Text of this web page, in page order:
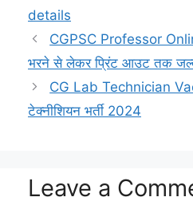
details
CGPSC Professor
भरने से लेकर प्रिंट आउट तक
CG Lab Technician
टेक्नीशियन भर्ती 2024
Leave a